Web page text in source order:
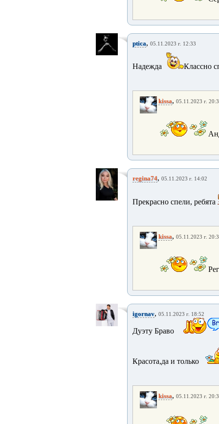
ptica, 05.11.2023 г. 12:33
Надежда Классно
kissa, 05.11.2023 г.
regina74, 05.11.2023 г. 14:02
Прекрасно спели, ребята
kissa, 05.11.2023 г.
igornav, 05.11.2023 г. 18:52
Дуэту Браво
Красота,да и только
kissa, 05.11.2023 г.